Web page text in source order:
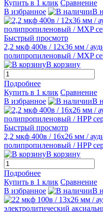
Купить в 1 клик Сравнение
В избранное
В
Быстрый просмотр
2,2 мкф 400в / 12х36 мм /
полипропиленовый / MХP
В корзину
Подробнее
Купить в 1 клик Сравнение
В избранное
В
Быстрый просмотр
2,2 мкф 400в / 16х26 мм /
полипропиленовый / HPP
В корзину
Подробнее
Купить в 1 клик Сравнение
В избранное
В